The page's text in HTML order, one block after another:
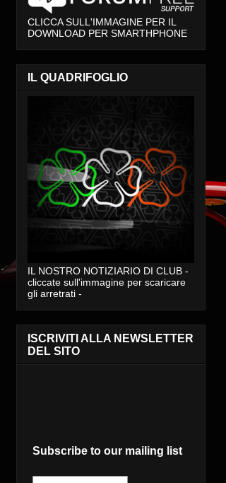
CLICCA SULL'IMMAGINE PER IL
DOWNLOAD PER SMARTHPHONE
IL QUADRIFOGLIO
IL NOSTRO NOTIZIARIO DI CLUB -
cliccate sull'immagine per scaricare
gli arretrati -
ISCRIVITI ALLA NEWSLETTER
DEL SITO
Subscribe to our mailing list